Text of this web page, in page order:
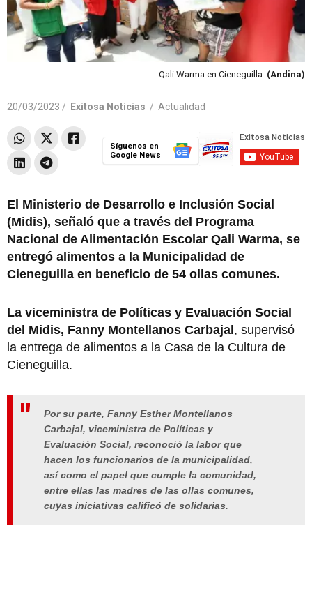
Qali Warma en Cieneguilla. (Andina)
20/03/2023 / Exitosa Noticias / Actualidad
Síguenos en
Google News
El Ministerio de Desarrollo e Inclusión Social
(Midis), señaló que a través del Programa
Nacional de Alimentación Escolar Qali Warma, se
entregó alimentos a la Municipalidad de
Cieneguilla en beneficio de 54 ollas comunes.
La viceministra de Políticas y Evaluación Social
del Midis, Fanny Montellanos Carbajal, supervisó
la entrega de alimentos a la Casa de la Cultura de
Cieneguilla.
Por su parte, Fanny Esther Montellanos
Carbajal, viceministra de Políticas y
Evaluación Social, reconoció la labor que
hacen los funcionarios de la municipalidad,
así como el papel que cumple la comunidad,
entre ellas las madres de las ollas comunes,
cuyas iniciativas calificó de solidarias.